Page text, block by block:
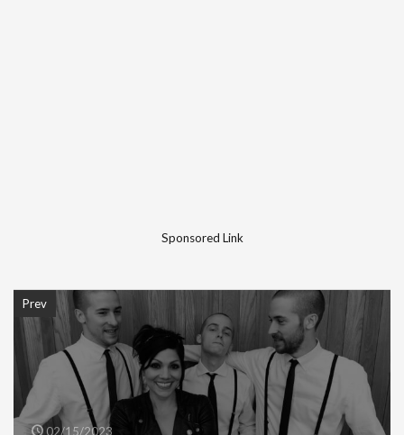
Sponsored Link
Prev
02/15/2023